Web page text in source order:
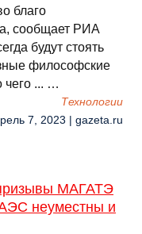
благо
сообщает РИА
будут стоять
философские
чего ... …
Технологии
7, 2023 | gazeta.ru
МАГАТЭ
неуместны и